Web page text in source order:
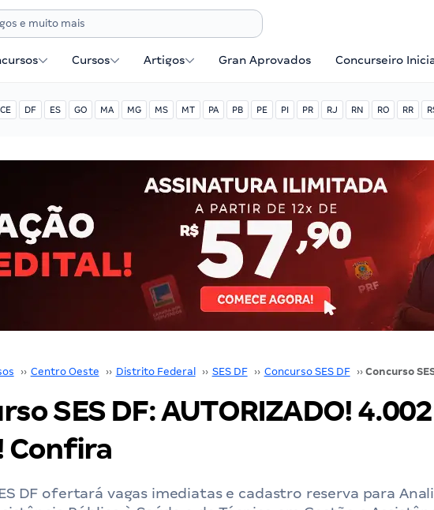
Cursos Artigos Gran Aprovados Concurseiro
CE DF ES GO MA MG MS MT PA PB PE PI PR RJ RN RO RR
›› Centro Oeste ›› Distrito Federal ›› SES DF ›› Concurso SES DF ››
SES DF: AUTORIZADO! 4.002
Confira
DF ofertará vagas imediatas e cadastro reserva para